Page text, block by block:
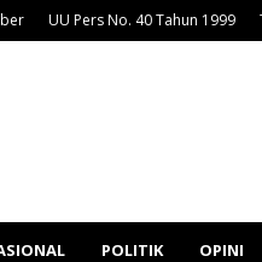
UU Pers No. 40 Tahun 1999
POLITIK OPINI